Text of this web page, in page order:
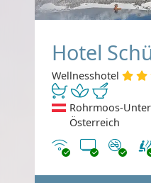
Hotel
Wellnesshotel
Rohrmoos-
Österreich
InternetTV